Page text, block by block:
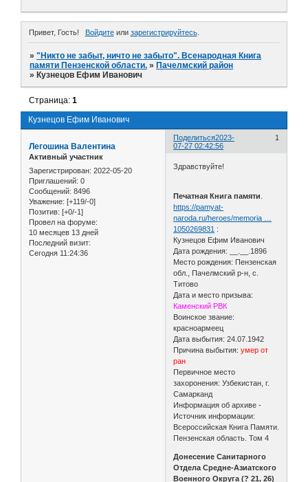
Привет, Гость! Войдитеили зарегистрируйтесь.
»"Никто не забыт, ничто не забыто". Всенародная Книга
памяти Пензенской области. » Пачелмский район
» Кузнецов Ефим Иванович
Кузнецов Ефим Иванович
Страница:1
Поделиться 1
2023-
07-27 02:42:56
Легошина Валентина
Активный участник
Зарегистрирован: 2022-05-20
Приглашений: 0
Сообщений: 8496
Уважение: [+119/-0]
Позитив: [+0/-1]
Провел на форуме:
10 месяцев 13 дней
Последний визит:
Сегодня 11:24:36
Здравствуйте!
Печатная Книга памяти
https://pamyat-
naroda.ru/heroes/memoria …
1050269831 :
Кузнецов Ефим Иванович
Дата рождения: __.__.1896
Место рождения: Пензенская
обл., Пачелмский р-н, с.
Титово
Дата и место призыва:
Каменский РВК
Воинское звание:
красноармеец
Дата выбытия: 24.07.1942
Причина выбытия: умер от
ран
Первичное место
захоронения: Узбекистан, г.
Самарканд
Информация об архиве -
Источник информации:
Всероссийская Книга Памяти.
Пензенская область. Том 4
Донесение Санитарного
Отдела Средне-Азиатского
Военного Округа (? 21, 26)